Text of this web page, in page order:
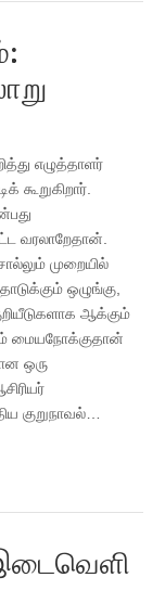
எழுத்தாளர்
கூறுகிறார்.
வரலாறேதான்.
முறையில்
ஒழுங்கு,
ஆக்கும்
மையநோக்குதான்
ஒரு
குறுநாவல்…